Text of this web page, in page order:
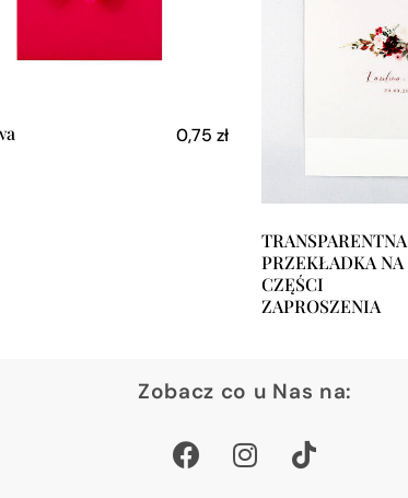
0,75 zł
TRANSPARENTNA
PRZEKŁADKA NA
CZĘŚCI
ZAPROSZENIA
Zobacz co u Nas na: